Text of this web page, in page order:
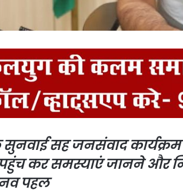
सह जनसंवाद
कर समस्याएं जानने और
पहल